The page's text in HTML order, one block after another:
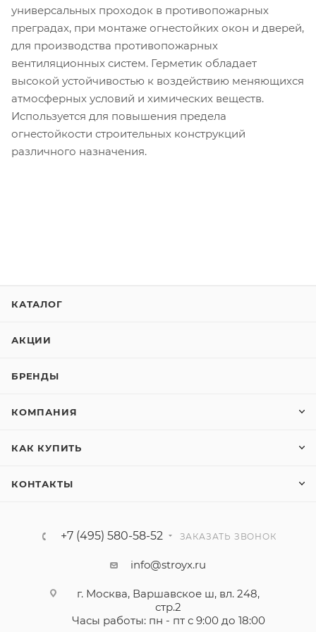
универсальных проходок в противопожарных
преградах, при монтаже огнестойких окон и дверей,
для производства противопожарных
вентиляционных систем. Герметик обладает
высокой устойчивостью к воздействию меняющихся
атмосферных условий и химических веществ.
Используется для повышения предела
огнестойкости строительных конструкций
различного назначения.
КАТАЛОГ
АКЦИИ
БРЕНДЫ
КОМПАНИЯ
КАК КУПИТЬ
КОНТАКТЫ
+7 (495) 580-58-52 ЗАКАЗАТЬ ЗВОНОК
info@stroyx.ru
г. Москва, Варшавское ш, вл. 248,
стр.2
Часы работы: пн - пт с 9:00 до 18:00